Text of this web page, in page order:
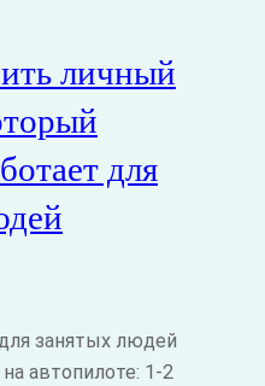
личный
для
занятых людей
автопилоте: 1-2